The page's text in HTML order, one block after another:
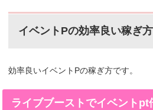
イベントPの効率良い稼ぎ方
効率良いイベントPの稼ぎ方です。
ライブブーストでイベントpt